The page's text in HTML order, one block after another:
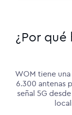
¿Por qué
WOM tiene
6.300 antenas
señal 5G